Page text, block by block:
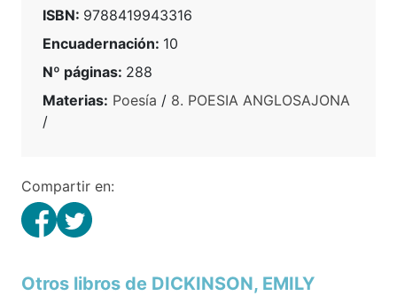
ISBN: 9788419943316
Encuadernación: 10
Nº páginas: 288
Materias: Poesía / 8. POESIA ANGLOSAJONA
/
Compartir en:
Otros libros de DICKINSON, EMILY